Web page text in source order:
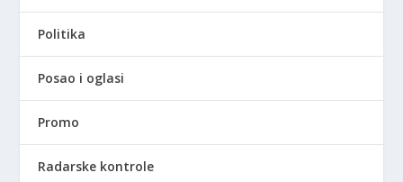
Politika
Posao i oglasi
Promo
Radarske kontrole